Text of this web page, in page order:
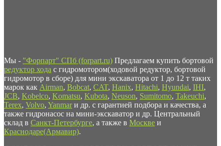
Мы - "Форпарт" СПб (forpart.ru) Предлагаем купить бортовой
редуктор хода с гидромотором(ходовой редуктор, бортовой
гидромотор в сборе) для мини экскаватора от 1 до 12 т таких
марок как Airman, Bobcat, CAT, Hanix, Hitachi, Hyundai, IHI,
JCB, Kobelco, Komatsu, Kubota, Neuson, Sumitomo, Takeuchi,
Terex, Volvo, Yanmar и др. с гарантией подбора и качества, а
также гидронасос на мини-экскаватор и др. Центральный
склад в Санкт-Петербурге, а также в Москве и
Краснодаре(Армавир).